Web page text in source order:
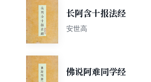
长阿含十报法经
安世高
佛说阿难同学经